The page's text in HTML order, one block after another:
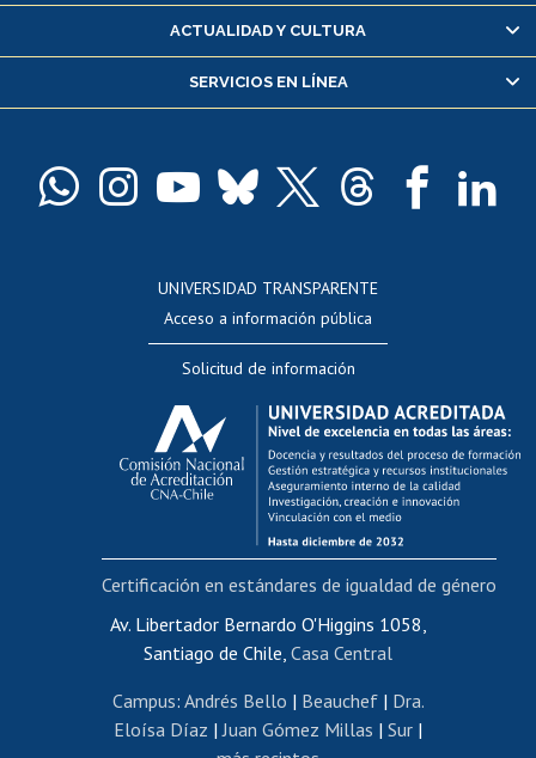
Servicio médico y dental
Pago de arancel y crédito alumnos
Docentes
Evaluación docente
Calificación académica
Postulación al AUCAI
Funcionarias/os
Cursos internos de capacitación
Bienestar del personal
Portal de movilidad interna
Certificado de renta
Certificado de renta honorarios
Editar páginas blancas
ACTUALIDAD Y CULTURA
SERVICIOS EN LÍNEA
UNIVERSIDAD TRANSPARENTE
Acceso a información pública
Solicitud de información
Av. Libertador Bernardo O'Higgins 1058,
Santiago de Chile, Casa Central
Campus: Andrés Bello | Beauchef| Dra.
Eloísa Díaz |Juan Gómez Millas | Sur |
Certificación en estándares de igualdad de género